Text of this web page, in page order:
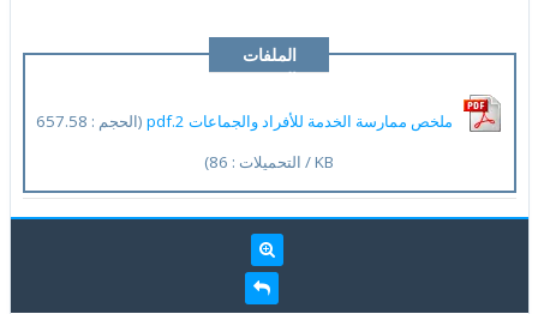
الملفات
المرفقة
ملخص ممارسة الخدمة للأفراد والجماعات 2.pdf
(الحجم : 657.58
KB / التحميلات : 86)